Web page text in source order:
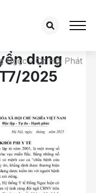
Ngọc - Cơ Hội Phát
dụng
2025